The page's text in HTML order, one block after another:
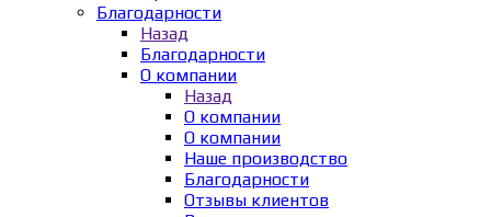
Благодарности
Назад
Благодарности
О компании
Назад
О компании
О компании
Наше производство
Благодарности
Отзывы клиентов